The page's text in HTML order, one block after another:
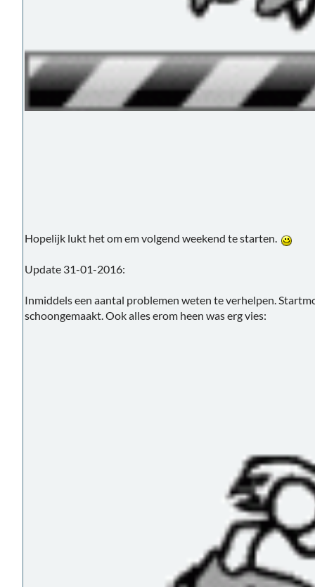
Hopelijk lukt het om em volgend weekend te starten.
Update 31-01-2016:
Inmiddels een aantal problemen weten te verhelpen.
schoongemaakt. Ook alles erom heen was erg vies: